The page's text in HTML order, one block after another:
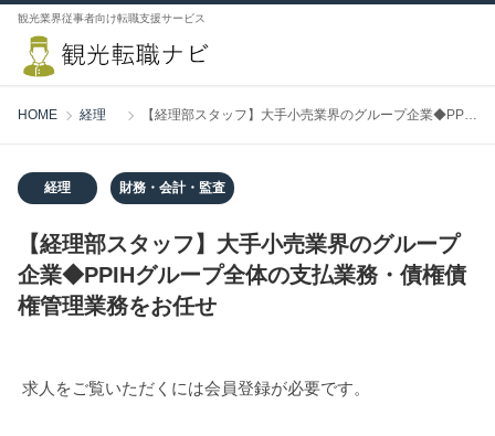
観光業界従事者向け転職支援サービス
HOME 経理 【経理部スタッフ】大手小売業界のグループ企業◆PPIHグループ全体の支払業務・債権債権管理業務をお任せ
経理 財務・会計・監査
【経理部スタッフ】大手小売業界のグループ
企業◆PPIHグループ全体の支払業務・債権債
権管理業務をお任せ
求人をご覧いただくには会員登録が必要です。